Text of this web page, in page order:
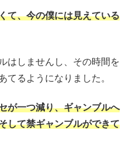
て、今の僕には見えている
はしませんし、その時間を
てるようになりました。
が一つ減り、ギャンブルへ
して禁ギャンブルができて